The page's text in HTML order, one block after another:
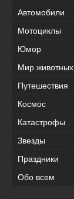
Автомобили
Мотоциклы
Юмор
Мир животных
Путешествия
Космос
Катастрофы
Звезды
Праздники
Обо всем